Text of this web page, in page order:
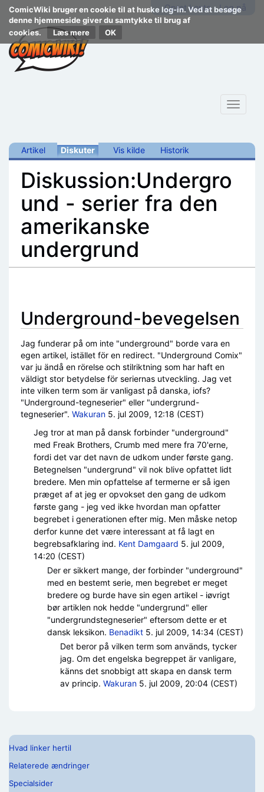
ComicWiki bruger en cookie til at huske log-in. Ved at besøge
denne hjemmeside giver du samtykke til brug af
cookies.
Læs mere
Opret konto Log på
Toggle
Artikel Diskuter Vis kilde Historik
Diskussion:Undergro
und - serier fra den
amerikanske
undergrund
Underground-bevegelsen
Jag funderar på om inte "underground" borde vara en
egen artikel, istället för en redirect. "Underground Comix"
var ju ändå en rörelse och stilriktning som har haft en
väldigt stor betydelse för seriernas utveckling. Jag vet
inte vilken term som är vanligast på danska, iofs?
"Underground-tegneserier" eller "undergrund-
tegneserier". Wakuran 5. jul 2009, 12:18 (CEST)
Jeg tror at man på dansk forbinder "underground"
med Freak Brothers, Crumb med mere fra 70'erne,
fordi det var det navn de udkom under første gang.
Betegnelsen "undergrund" vil nok blive opfattet lidt
bredere. Men min opfattelse af termerne er så igen
præget af at jeg er opvokset den gang de udkom
første gang - jeg ved ikke hvordan man opfatter
begrebet i generationen efter mig. Men måske netop
derfor kunne det være interessant at få lagt en
begrebsafklaring ind. Kent Damgaard 5. jul 2009,
14:20 (CEST)
Der er sikkert mange, der forbinder "underground"
med en bestemt serie, men begrebet er meget
bredere og burde have sin egen artikel - iøvrigt
bør artiklen nok hedde "undergrund" eller
"undergrundstegneserier" eftersom dette er et
dansk leksikon. Benadikt5. jul 2009, 14:34 (CEST)
Det beror på vilken term som används, tycker
jag. Om det engelska begreppet är vanligare,
känns det snobbigt att skapa en dansk term
av princip.Wakuran 5. jul 2009, 20:04 (CEST)
Hvad linker hertil
Relaterede ændringer
Specialsider